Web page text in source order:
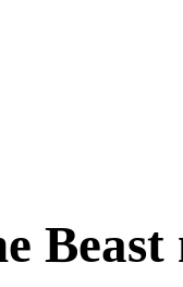
Beast